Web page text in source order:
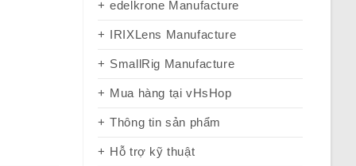
edelkrone Manufacture
IRIXLens Manufacture
SmallRig Manufacture
Mua hàng tại vHsHop
Thông tin sản phẩm
Hỗ trợ kỹ thuật